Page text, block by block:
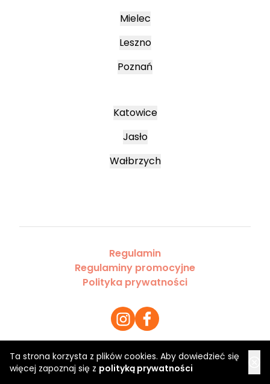
Ta strona korzysta z plików cookies. Aby dowiedzieć się
więcej zapoznaj się z polityką prywatności
Mielec
Leszno
Poznań
Katowice
Jasło
Wałbrzych
Regulamin
Regulaminy promocyjne
Polityka prywatności
Copyright 2026 Saloner Sp. z o.o.